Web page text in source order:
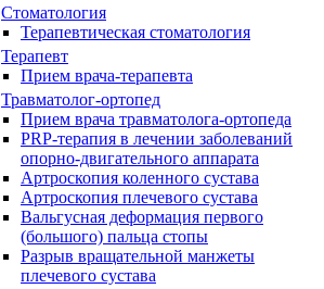
Стоматология
Терапевтическая стоматология
Терапевт
Прием врача-терапевта
Травматолог-ортопед
Прием врача травматолога-ортопеда
PRP-терапия в лечении заболеваний
опорно-двигательного аппарата
Артроскопия коленного сустава
Артроскопия плечевого сустава
Вальгусная деформация первого
(большого) пальца стопы
Разрыв вращательной манжеты
плечевого сустава